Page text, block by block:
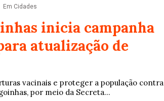
Em Cidades
inicia campanha
atualização de
vacinais e proteger a população contra
por meio da Secreta...